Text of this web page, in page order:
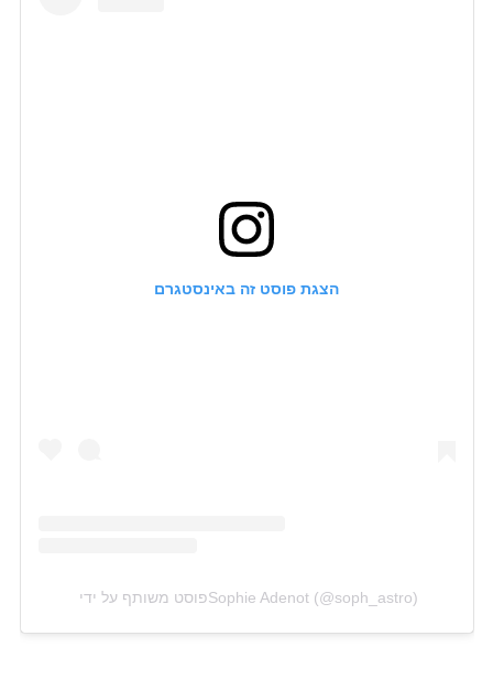
הצגת פוסט זה באינסטגרם
פוסט משותף על ידי ‏‎Sophie Adenot‎‏ (@‏‎soph_astro‎‏)